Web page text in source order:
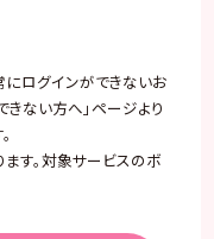
ログインができないお
ない方へ」ページより
す。対象サービスのボ